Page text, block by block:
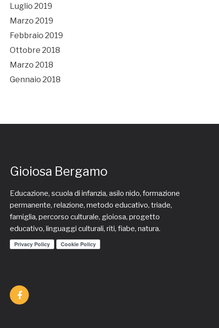
Luglio 2019
Marzo 2019
Febbraio 2019
Ottobre 2018
Marzo 2018
Gennaio 2018
Gioiosa Bergamo
Educazione, scuola di infanzia, asilo nido, formazione
permanente, relazione, metodo educativo, triade,
famiglia, percorso culturale, gioiosa, progetto
educativo, linguaggi culturali, riti, fiabe, natura.